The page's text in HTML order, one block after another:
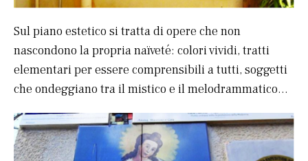
Sul piano estetico si tratta di opere che non
nascondono la propria naïveté: colori vividi, tratti
elementari per essere comprensibili a tutti, soggetti
che ondeggiano tra il mistico e il melodrammatico…